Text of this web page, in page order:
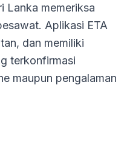
Lanka memeriksa
Aplikasi ETA
dan memiliki
terkonfirmasi
maupun pengalaman